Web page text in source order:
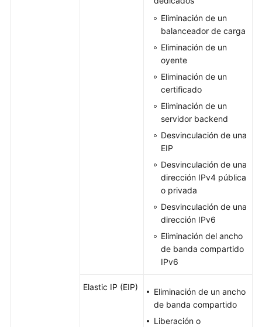
Eliminación de un
balanceador de carga
Eliminación de un
oyente
Eliminación de un
certificado
Eliminación de un
servidor backend
Desvinculación de una
EIP
Desvinculación de una
dirección IPv4 pública
o privada
Desvinculación de una
dirección IPv6
Eliminación del ancho
de banda compartido
IPv6
Elastic IP (EIP)
Eliminación de un ancho
de banda compartido
Liberación o